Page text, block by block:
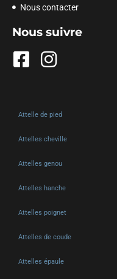
Nous contacter
Nous suivre
Attelle de pied
Attelles cheville
Attelles genou
Attelles hanche
Attelles poignet
Attelles de coude
Attelles épaule